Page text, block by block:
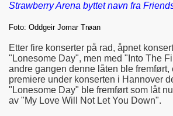
Strawberry Arena byttet navn fra
Foto: Oddgeir Jomar Trøan
Etter fire konserter på rad, åpnet
"Lonesome Day", men med "Into The
andre gangen denne låten ble fremført,
premiere under konserten i Hannover
"Lonesome Day" ble fremført som låt
av "My Love Will Not Let You Down".